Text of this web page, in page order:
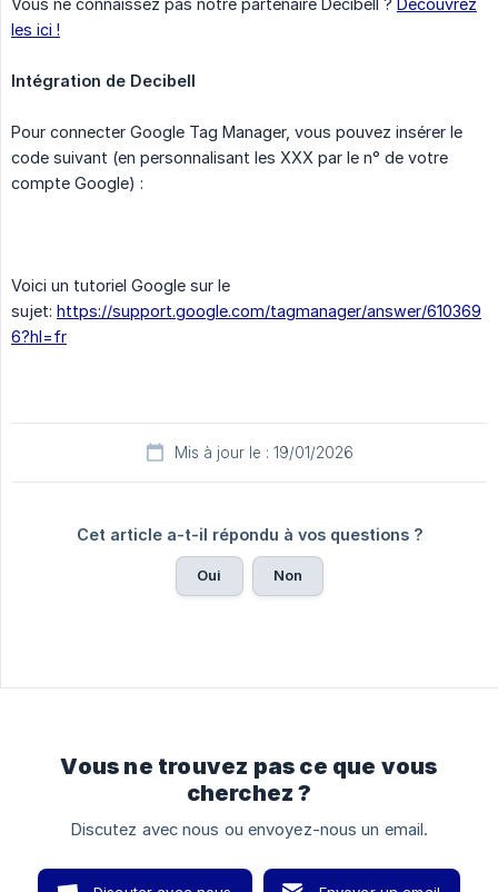
Vous ne connaissez pas notre partenaire Decibell ? Decouvrez
les ici !
Intégration de Decibell
Pour connecter Google Tag Manager, vous pouvez insérer le
code suivant (en personnalisant les XXX par le n° de votre
compte Google) :
Voici un tutoriel Google sur le
sujet: https://support.google.com/tagmanager/answer/610369
6?hl=fr
Mis à jour le : 19/01/2026
Cet article a-t-il répondu à vos questions ?
Oui Non
Vous ne trouvez pas ce que vous
cherchez ?
Discutez avec nous ou envoyez-nous un email.